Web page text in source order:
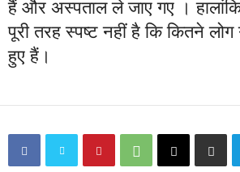
हैं और अस्पताल ले जाए गए ।
पूरी तरह स्पष्ट नहीं है कि कितने
हुए हैं।